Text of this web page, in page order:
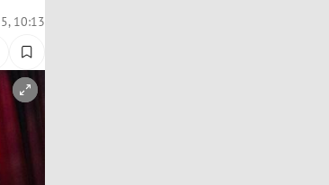
10:13